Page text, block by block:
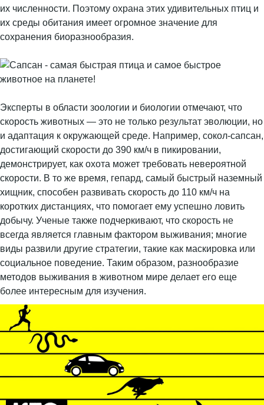
их численности. Поэтому охрана этих удивительных птиц и
их среды обитания имеет огромное значение для
сохранения биоразнообразия.
Эксперты в области зоологии и биологии отмечают, что
скорость животных — это не только результат эволюции, но
и адаптация к окружающей среде. Например, сокол-сапсан,
достигающий скорости до 390 км/ч в пикировании,
демонстрирует, как охота может требовать невероятной
скорости. В то же время, гепард, самый быстрый наземный
хищник, способен развивать скорость до 110 км/ч на
коротких дистанциях, что помогает ему успешно ловить
добычу. Ученые также подчеркивают, что скорость не
всегда является главным фактором выживания; многие
виды развили другие стратегии, такие как маскировка или
социальное поведение. Таким образом, разнообразие
методов выживания в животном мире делает его еще
более интересным для изучения.